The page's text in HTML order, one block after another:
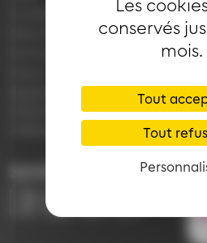
conservés
mois.
Tout
Tout
Mentions légales
d'exploitation
e-